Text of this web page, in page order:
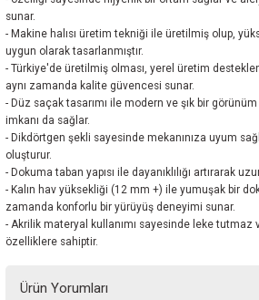
sunar.
- Makine halısı üretim tekniği ile üretilmiş olup,
uygun olarak tasarlanmıştır.
- Türkiye'de üretilmiş olması, yerel üretim
aynı zamanda kalite güvencesi sunar.
- Düz saçak tasarımı ile modern ve şık bir
imkanı da sağlar.
- Dikdörtgen şekli sayesinde mekanınıza uyum
oluşturur.
- Dokuma taban yapısı ile dayanıklılığı artırarak
- Kalın hav yüksekliği (12 mm +) ile yumuşak bir
zamanda konforlu bir yürüyüş deneyimi sunar.
- Akrilik materyal kullanımı sayesinde leke
özelliklere sahiptir.
Ürün Yorumları